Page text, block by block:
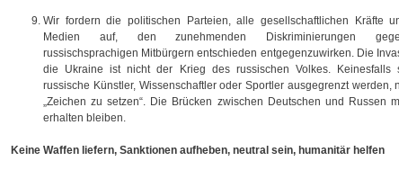
Wir fordern die politischen Parteien, alle gesellschaftlichen Kräfte
Medien auf, den zunehmenden Diskriminierungen
russischsprachigen Mitbürgern entschieden entgegenzuwirken. Die
die Ukraine ist nicht der Krieg des russischen Volkes. Keinesfalls
russische Künstler, Wissenschaftler oder Sportler ausgegrenzt werden,
„Zeichen zu setzen“. Die Brücken zwischen Deutschen und Russen
erhalten bleiben.
Keine Waffen liefern, Sanktionen aufheben, neutral sein, humanitär helfen